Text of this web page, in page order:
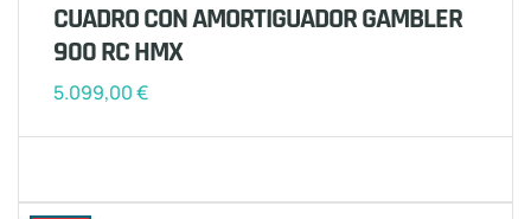
CUADRO CON AMORTIGUADOR GAMBLER
900 RC HMX
5.099,00€